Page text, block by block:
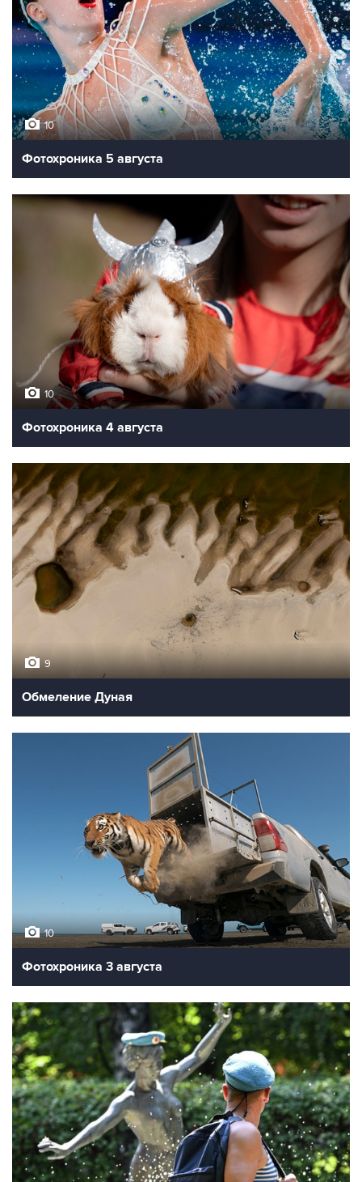
10
Фотохроника 5 августа
10
Фотохроника 4 августа
9
Обмеление Дуная
10
Фотохроника 3 августа